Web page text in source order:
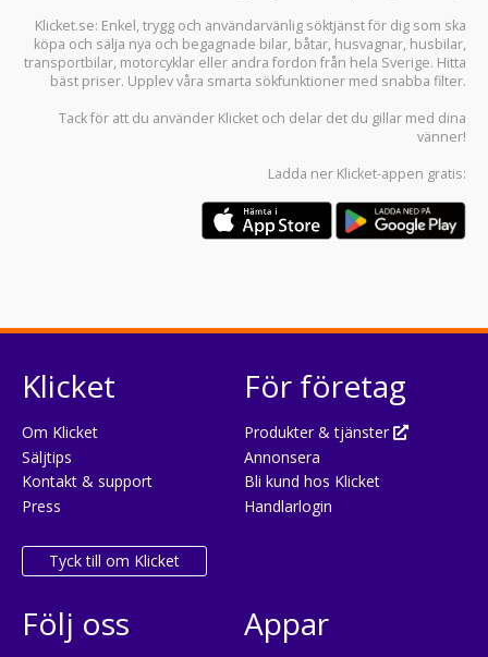
Klicket.se: Enkel, trygg och användarvänlig söktjänst för dig som ska
köpa och sälja nya och begagnade bilar, båtar, husvagnar, husbilar,
transportbilar, motorcyklar eller andra fordon från hela Sverige. Hitta
bäst priser. Upplev våra smarta sökfunktioner med snabba filter.
Tack för att du använder Klicket och delar det du gillar med dina
vänner!
Ladda ner Klicket-appen gratis:
Klicket
Om Klicket
Säljtips
Kontakt & support
Press
Tyck till om Klicket
För företag
Produkter & tjänster
Annonsera
Bli kund hos Klicket
Handlarlogin
Följ oss Appar